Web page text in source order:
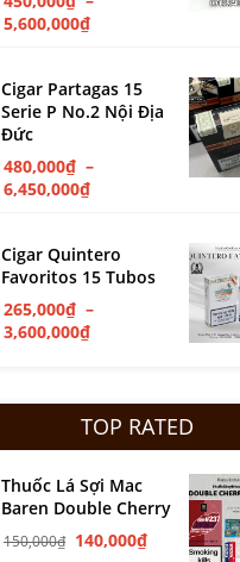
5,600,000₫
Cigar Partagas 15
Serie P No.2 Nội Địa
Đức
480,000₫ –
6,450,000₫
Cigar Quintero
Favoritos 15 Tubos
265,000₫ –
3,600,000₫
TOP RATED
Thuốc Lá Sợi Mac
Baren Double Cherry
150,000₫ 140,000₫